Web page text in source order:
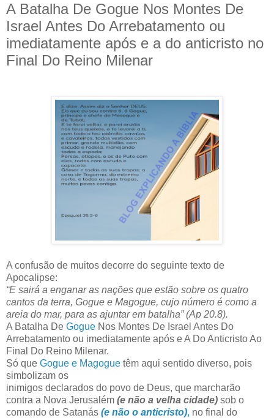
A Batalha De Gogue Nos Montes De
Israel Antes Do Arrebatamento ou
imediatamente após e a do anticristo no
Final Do Reino Milenar
A confusão de muitos decorre do seguinte texto de
Apocalipse:
“E sairá a enganar as nações que estão sobre os quatro
cantos da terra, Gogue e Magogue, cujo número é como a
areia do mar, para as ajuntar em batalha” (Ap 20.8).
A Batalha De Gogue Nos Montes De Israel Antes Do
Arrebatamento ou imediatamente após e A Do Anticristo Ao
Final Do Reino Milenar.
Só que Gogue e Magogue têm aqui sentido diverso, pois
simbolizam os
inimigos declarados do povo de Deus, que marcharão
contra a Nova Jerusalém (e não a velha cidade) sob o
comando de Satanás (e não o anticristo), no final do